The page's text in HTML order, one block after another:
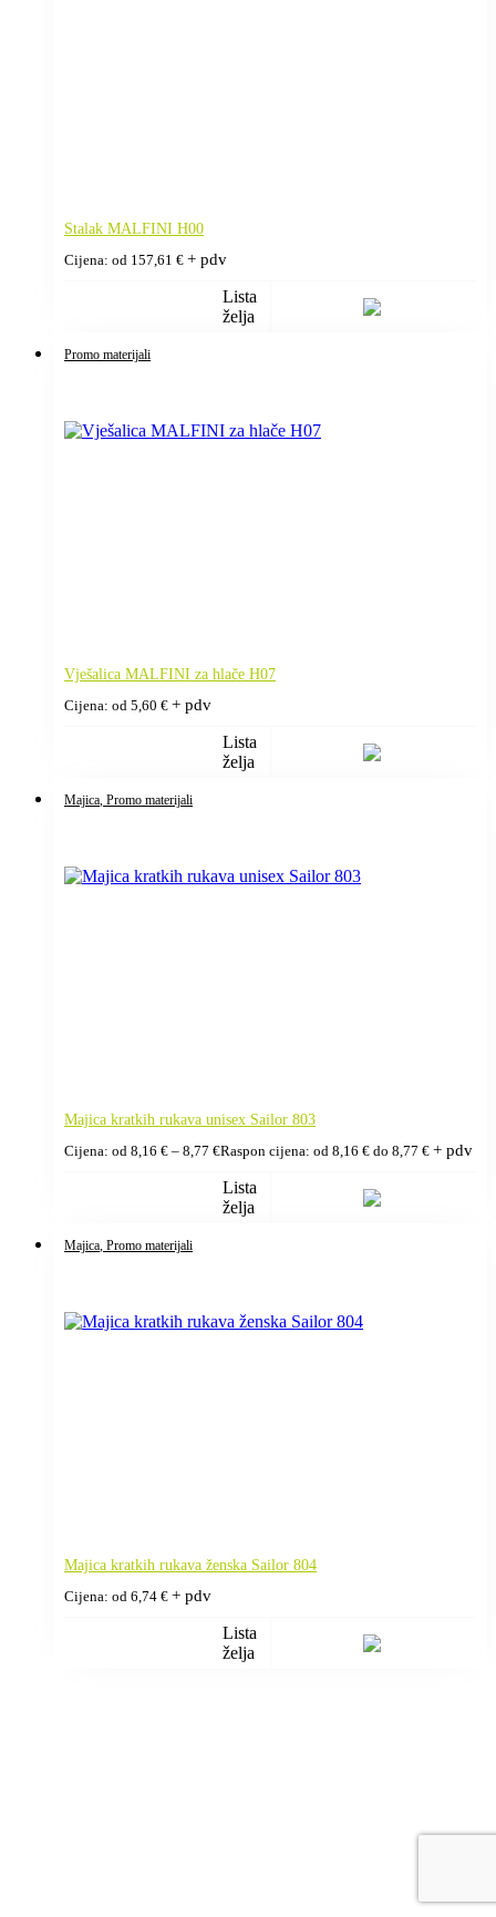
Stalak MALFINI H00
Cijena: od 157,61 € + pdv
Lista
želja
Promo materijali
Vješalica MALFINI za hlače H07
Cijena: od 5,60 € + pdv
Lista
želja
Majica, Promo materijali
Majica kratkih rukava unisex Sailor 803
Cijena: od 8,16 € – 8,77 €Raspon cijena: od 8,16 € do 8,77 € + pdv
Lista
želja
Majica, Promo materijali
Majica kratkih rukava ženska Sailor 804
Cijena: od 6,74 € + pdv
Lista
želja